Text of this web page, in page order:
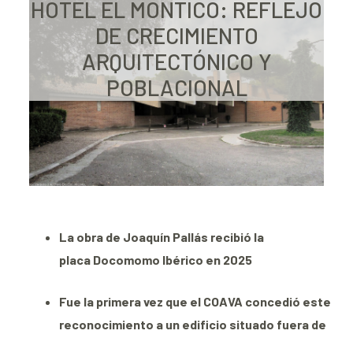
HOTEL EL MONTICO: REFLEJO
DE CRECIMIENTO
ARQUITECTÓNICO Y
POBLACIONAL
La obra de Joaquín Pallás recibió la
placa Docomomo Ibérico en 2025
Fue la primera vez que el COAVA concedió este
reconocimiento a un edificio situado fuera de